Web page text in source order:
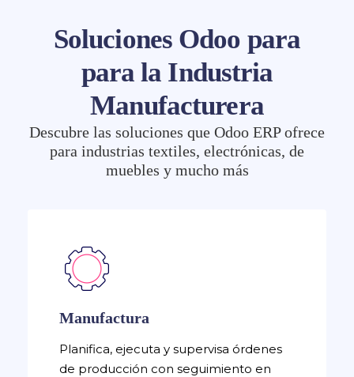
Soluciones Odoo para
para la Industria
Manufacturera
Descubre las soluciones que Odoo ERP ofrece
para industrias textiles, electrónicas, de
muebles y mucho más
Manufactura
Planifica, ejecuta y supervisa órdenes
de producción con seguimiento en